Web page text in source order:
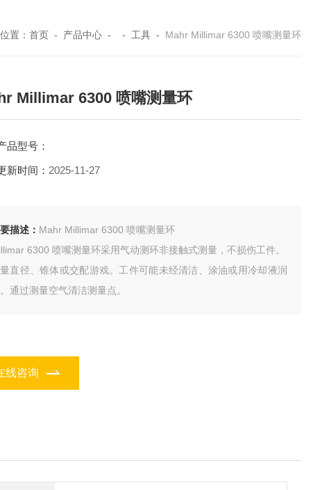
置： 首页 - 产品中心 - - 工具 - Mahr Millimar 6300 喷嘴测量环
Millimar 6300 喷嘴测量环
品型号：
新时间： 2025-11-27
描述：
Mahr Millimar 6300 喷嘴测量环
6300 喷嘴测量环采用气动测环非接触式测量，不损伤工件。
直径、锥体或交配游戏。工件可能未经清洁、涂油或用冷却液润
通过测量空气清洁测量点。
线咨询